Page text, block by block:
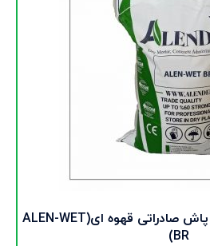
پودر بتن سخت خشکه پاش صادراتی قهوه ای(ALEN-WET
BR)